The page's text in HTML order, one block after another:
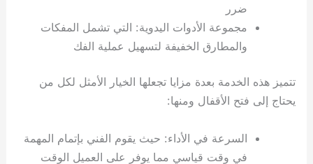
ضرر
مجموعة الأدوات اليدوية: التي تشمل المفكات
والمطارق الخفيفة لتسهيل عملية الفك
تتميز هذه الخدمة بعدة مزايا تجعلها الخيار الأمثل لكل من
يحتاج إلى فتح الأقفال ومنها:
السرعة في الأداء: حيث يقوم الفني بإتمام المهمة
في وقت قياسي مما يوفر على العميل الوقت